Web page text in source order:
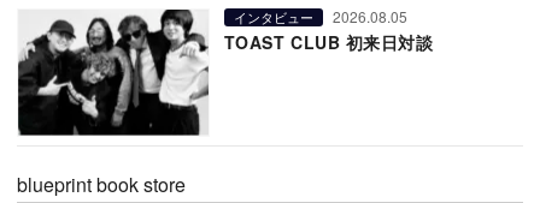
インタビュー 2026.08.05
TOAST CLUB 初来日対談
blueprint book store